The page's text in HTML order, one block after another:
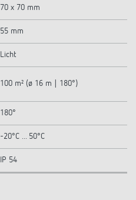
70 x 70 mm
55 mm
Licht
100 m² (ø 16 m | 180°)
180°
-20°C ... 50°C
IP 54